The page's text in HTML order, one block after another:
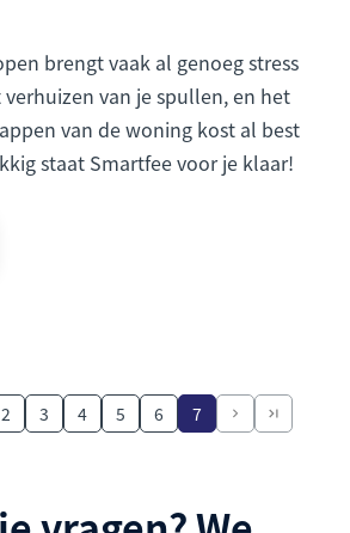
brengt vaak al genoeg stress
van je spullen, en het
van de woning kost al best
staat Smartfee voor je klaar!
2 3 4 5 6 7